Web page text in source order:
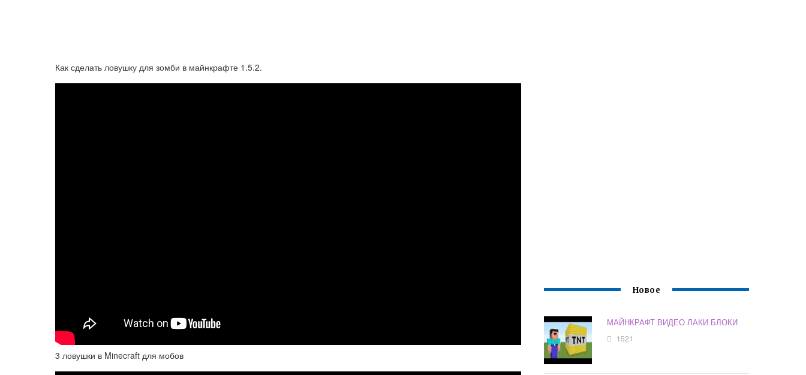
Как сделать ловушку для зомби в майнкрафте 1.5.2.
3 ловушки в Minecraft для мобов
Новое
МАЙНКРАФТ ВИДЕО ЛАКИ БЛОКИ
1521